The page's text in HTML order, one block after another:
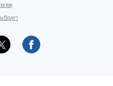
เหตุ
นปัญหา